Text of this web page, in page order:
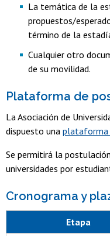
La temática de la
propuestos/
término de la
Cualquier otro
de su movilidad.
Plataforma de
La Asociación de
dispuesto una plataforma
Se permitirá la
universidades por
Cronograma y
Etapa